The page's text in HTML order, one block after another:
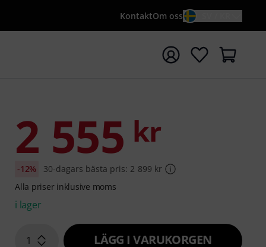
KontaktOm oss
sökningen med söktermen {searchTerm}
2 555 kr
-12%
30-dagars bästa pris: 2 899 kr
Alla priser inklusive moms
i lager
1 LÄGG I VARUKORGEN